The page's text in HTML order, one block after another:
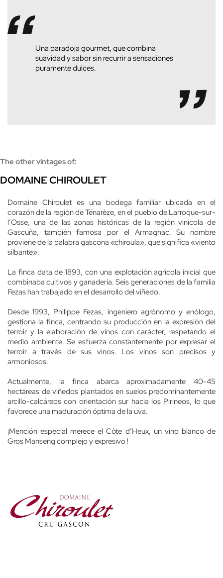
Una paradoja gourmet, que combina
suavidad y sabor sin recurrir a sensaciones
puramente dulces.
The other vintages of:
DOMAINE CHIROULET
Domaine Chiroulet es una bodega familiar ubicada en el
corazón de la región de Ténarèze, en el pueblo de Larroque-sur-
l’Osse, una de las zonas históricas de la región vinícola de
Gascuña, también famosa por el Armagnac. Su nombre
proviene de la palabra gascona «chiroula», que significa «viento
silbante».
La finca data de 1893, con una explotación agrícola inicial que
combinaba cultivos y ganadería. Seis generaciones de la familia
Fezas han trabajado en el desarrollo del viñedo.
Desde 1993, Philippe Fezas, ingeniero agrónomo y enólogo,
gestiona la finca, centrando su producción en la expresión del
terroir y la elaboración de vinos con carácter, respetando el
medio ambiente. Se esfuerza constantemente por expresar el
terroir a través de sus vinos. Los vinos son precisos y
armoniosos.
Actualmente, la finca abarca aproximadamente 40-45
hectáreas de viñedos plantados en suelos predominantemente
arcillo-calcáreos con orientación sur hacia los Pirineos, lo que
favorece una maduración óptima de la uva.
¡Mención especial merece el Côte d’Heux, un vino blanco de
Gros Manseng complejo y expresivo !